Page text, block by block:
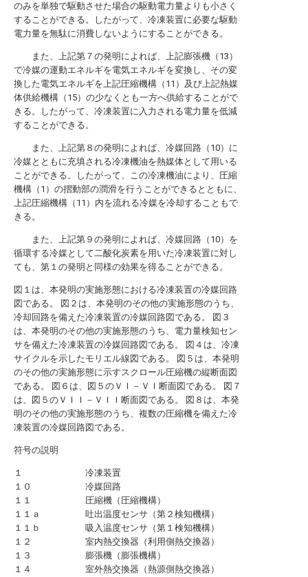
のみを単独で駆動させた場合の駆動電力量よりも小さく
することができる。したがって、冷凍装置に必要な駆動
電力量を無駄に消費しないようにすることができる。
また、上記第７の発明によれば、上記膨張機（13）
で冷媒の運動エネルギを電気エネルギを変換し、その変
換した電気エネルギを上記圧縮機構（11）及び上記熱媒
体供給機構（15）の少なくとも一方へ供給することがで
きる。したがって、冷凍装置に入力される電力量を低減
することができる。
また、上記第８の発明によれば、冷媒回路（10）に
冷媒とともに充填される冷凍機油を熱媒体として用いる
ことができる。したがって、この冷凍機油により、圧縮
機構（1）の摺動部の潤滑を行うことができるとともに、
上記圧縮機構（11）内を流れる冷媒を冷却することもで
きる。
また、上記第９の発明によれば、冷媒回路（10）を
循環する冷媒として二酸化炭素を用いた冷凍装置に対し
ても、第１の発明と同様の効果を得ることができる。
図１は、本発明の実施形態における冷凍装置の冷媒回路
図である。
図２は、本発明のその他の実施形態のうち、
冷却回路を備えた冷凍装置の冷媒回路図である。
図３
は、本発明のその他の実施形態のうち、電力量検知セン
サを備えた冷凍装置の冷媒回路図である。
図４は、冷凍
サイクルを示したモリエル線図である。
図５は、本発明
のその他の実施形態に示すスクロール圧縮機の縦断面図
である。
図６は、図５のＶＩ－ＶＩ断面図である。
図７
は、図５のＶＩＩ－ＶＩＩ断面図である。
図８は、本発
明のその他の実施形態のうち、複数の圧縮機を備えた冷
凍装置の冷媒回路図である。
符号の説明
１ 冷凍装置
１０ 冷媒回路
１１ 圧縮機（圧縮機構）
１１ａ 吐出温度センサ（第２検知機構）
１１ｂ 吸入温度センサ（第１検知機構）
１２ 室内熱交換器（利用側熱交換器）
１３ 膨張機（膨張機構）
１４ 室外熱交換器（熱源側熱交換器）